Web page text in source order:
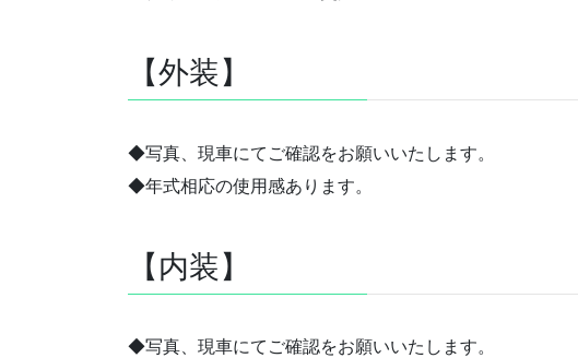
【外装】
◆写真、現車にてご確認をお願いいたします。
◆年式相応の使用感あります。
【内装】
◆写真、現車にてご確認をお願いいたします。